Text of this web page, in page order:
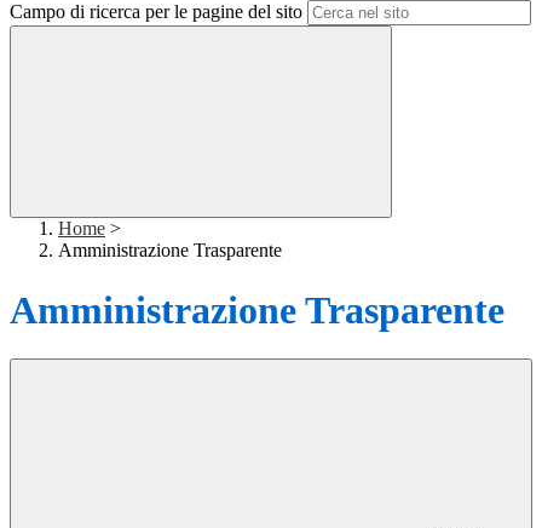
Campo di ricerca per le pagine del sito
Home >
Amministrazione Trasparente
Amministrazione Trasparente